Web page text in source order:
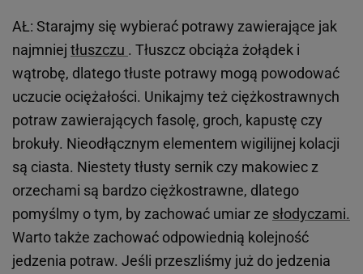
AŁ: Starajmy się wybierać potrawy zawierające jak
najmniej tłuszczu . Tłuszcz obciąża żołądek i
wątrobę, dlatego tłuste potrawy mogą powodować
uczucie ociężałości. Unikajmy też ciężkostrawnych
potraw zawierających fasolę, groch, kapustę czy
brokuły. Nieodłącznym elementem wigilijnej kolacji
są ciasta. Niestety tłusty sernik czy makowiec z
orzechami są bardzo ciężkostrawne, dlatego
pomyślmy o tym, by zachować umiar ze słodyczami.
Warto także zachować odpowiednią kolejność
jedzenia potraw. Jeśli przeszliśmy już do jedzenia